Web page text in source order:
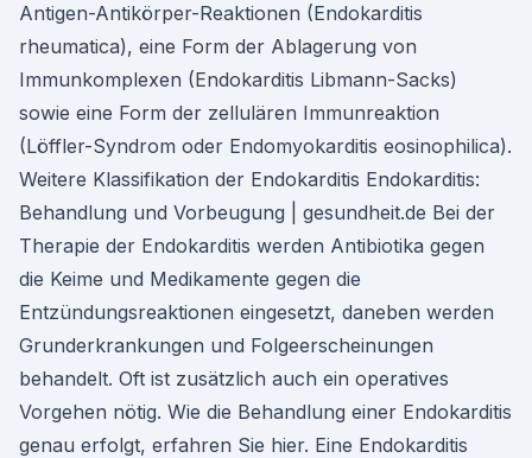
Antigen-Antikörper-Reaktionen (Endokarditis
rheumatica), eine Form der Ablagerung von
Immunkomplexen (Endokarditis Libmann-Sacks)
sowie eine Form der zellulären Immunreaktion
(Löffler-Syndrom oder Endomyokarditis eosinophilica).
Weitere Klassifikation der Endokarditis Endokarditis:
Behandlung und Vorbeugung | gesundheit.de Bei der
Therapie der Endokarditis werden Antibiotika gegen
die Keime und Medikamente gegen die
Entzündungsreaktionen eingesetzt, daneben werden
Grunderkrankungen und Folgeerscheinungen
behandelt. Oft ist zusätzlich auch ein operatives
Vorgehen nötig. Wie die Behandlung einer Endokarditis
genau erfolgt, erfahren Sie hier. Eine Endokarditis